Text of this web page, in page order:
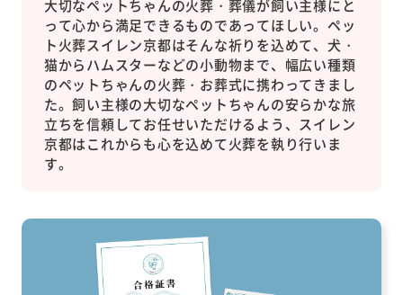
大切なペットちゃんの火葬・葬儀が飼い主様にと
って心から満足できるものであってほしい。ペッ
ト火葬スイレン京都はそんな祈りを込めて、犬・
猫からハムスターなどの小動物まで、幅広い種類
のペットちゃんの火葬・お葬式に携わってきまし
た。飼い主様の大切なペットちゃんの安らかな旅
立ちを信頼してお任せいただけるよう、スイレン
京都はこれからも心を込めて火葬を執り行いま
す。